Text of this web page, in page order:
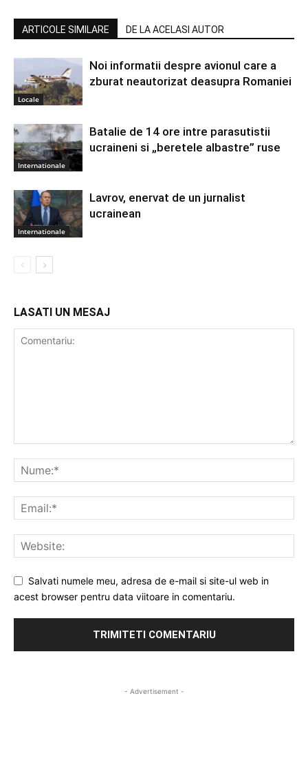
ARTICOLE SIMILARE DE LA ACELASI AUTOR
Locale
Noi informatii despre avionul care a
zburat neautorizat deasupra Romaniei
Internationale
Batalie de 14 ore intre parasutistii
ucraineni si „beretele albastre” ruse
Internationale
Lavrov, enervat de un jurnalist
ucrainean
LASATI UN MESAJ
Salvati numele meu, adresa de e-mail si site-ul web in
acest browser pentru data viitoare in comentariu.
- Advertisement -